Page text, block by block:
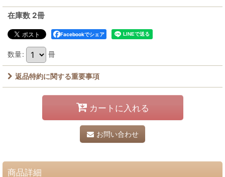
在庫数 2冊
Facebookでシェア
数量: 冊
返品特約に関する重要事項
カートに入れる
お問い合わせ
商品詳細